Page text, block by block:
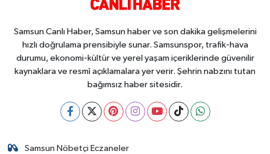
Samsun Canlı Haber, Samsun haber ve son dakika gelişmelerini
hızlı doğrulama prensibiyle sunar. Samsunspor, trafik-hava
durumu, ekonomi-kültür ve yerel yaşam içeriklerinde güvenilir
kaynaklara ve resmî açıklamalara yer verir. Şehrin nabzını tutan
bağımsız haber sitesidir.
Samsun Nöbetçi Eczaneler